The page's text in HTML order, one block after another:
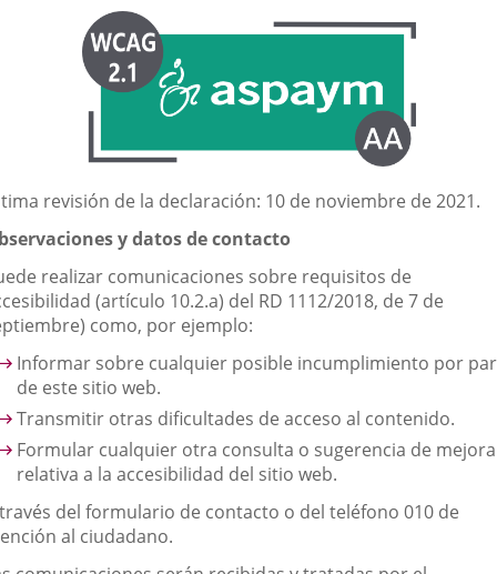
a
una
aplicación
externa.
revisión de la declaración: 10 de noviembre de 2021.
y datos de contacto
realizar comunicaciones sobre requisitos de
(artículo 10.2.a) del RD 1112/2018, de 7 de
como, por ejemplo:
Informar sobre cualquier posible incumplimiento por
de este sitio web.
Transmitir otras dificultades de acceso al contenido.
Formular cualquier otra consulta o sugerencia de mejora
relativa a la accesibilidad del sitio web.
del formulario de contacto o del teléfono 010 de
al ciudadano.